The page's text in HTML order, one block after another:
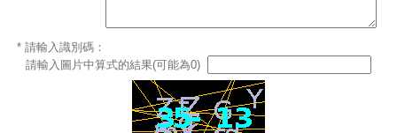
* 請輸入識別碼：
請輸入圖片中算式的結果(可能為0)